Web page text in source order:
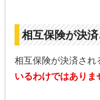
相互保険が決
相互保険が決済され
いるわけではありま